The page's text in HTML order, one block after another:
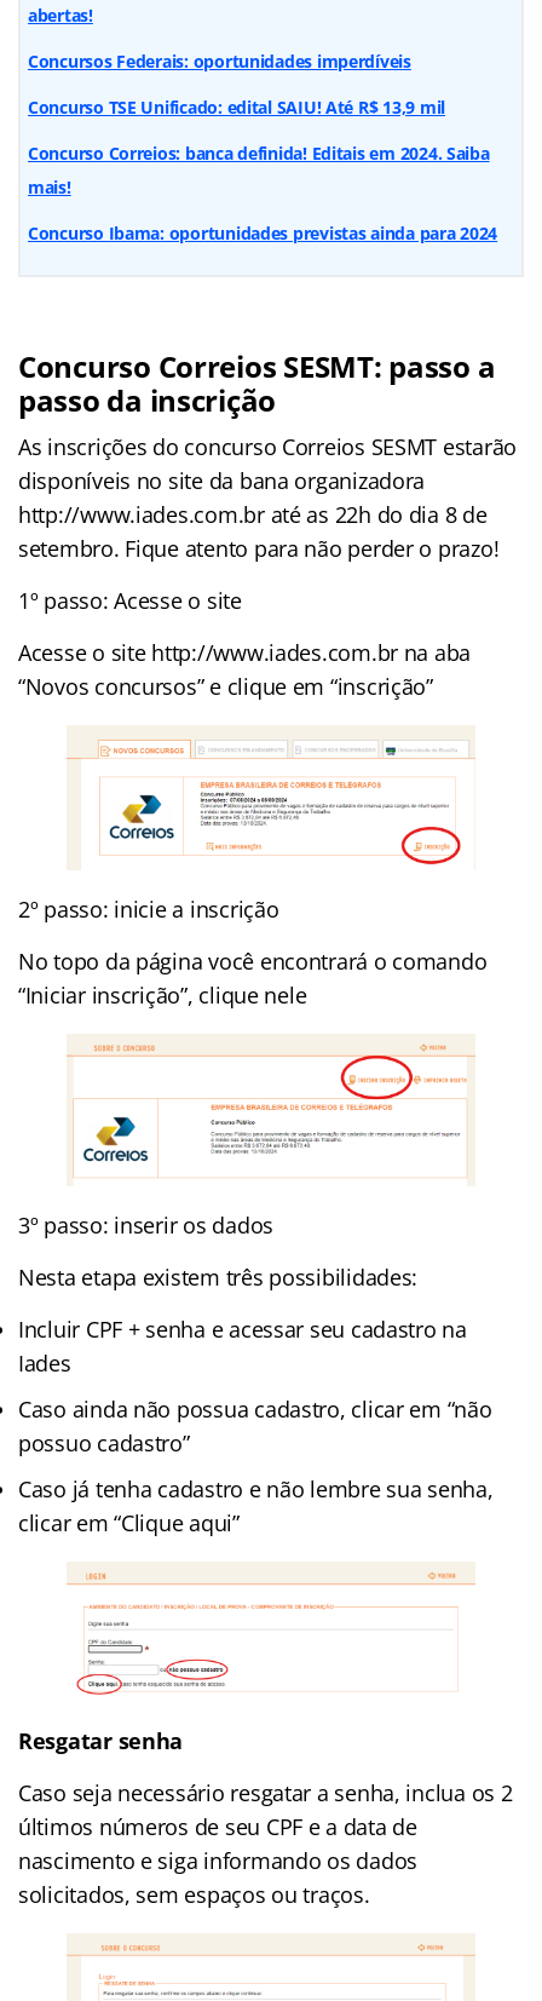
abertas!
Concursos Federais: oportunidades imperdíveis
Concurso TSE Unificado: edital SAIU! Até R$ 13,9 mil
Concurso Correios: banca definida! Editais em 2024. Saiba
mais!
Concurso Ibama: oportunidades previstas ainda para 2024
Concurso Correios SESMT: passo a
passo da inscrição
As inscrições do concurso Correios SESMT estarão
disponíveis no site da bana organizadora
http://www.iades.com.br até as 22h do dia 8 de
setembro. Fique atento para não perder o prazo!
1º passo: Acesse o site
Acesse o site http://www.iades.com.br na aba
“Novos concursos” e clique em “inscrição”
2º passo: inicie a inscrição
No topo da página você encontrará o comando
“Iniciar inscrição”, clique nele
3º passo: inserir os dados
Nesta etapa existem três possibilidades:
Incluir CPF + senha e acessar seu cadastro na
Iades
Caso ainda não possua cadastro, clicar em “não
possuo cadastro”
Caso já tenha cadastro e não lembre sua senha,
clicar em “Clique aqui”
Resgatar senha
Caso seja necessário resgatar a senha, inclua os 2
últimos números de seu CPF e a data de
nascimento e siga informando os dados
solicitados, sem espaços ou traços.